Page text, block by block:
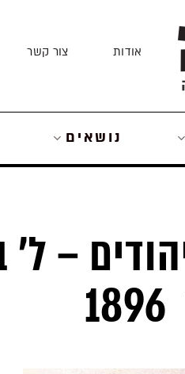
אודות צור קשר
נושאים